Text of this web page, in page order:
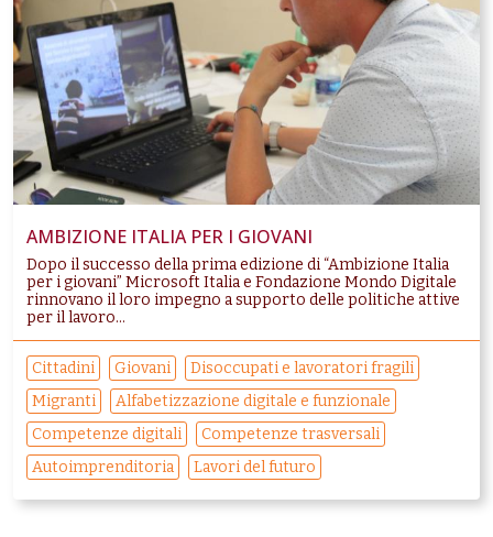
AMBIZIONE ITALIA PER I GIOVANI
Dopo il successo della prima edizione di “Ambizione Italia
per i giovani” Microsoft Italia e Fondazione Mondo Digitale
rinnovano il loro impegno a supporto delle politiche attive
per il lavoro...
Cittadini Giovani
Disoccupati e lavoratori fragili
Migranti
Alfabetizzazione digitale e funzionale
Competenze digitali
Competenze trasversali
Autoimprenditoria
Lavori del futuro